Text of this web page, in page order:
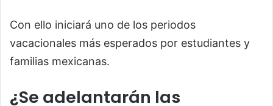
Con ello iniciará uno de los periodos
vacacionales más esperados por estudiantes y
familias mexicanas.
¿Se adelantarán las